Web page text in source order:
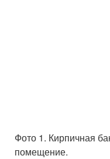
Фото 1. Кирпичная
помещение.